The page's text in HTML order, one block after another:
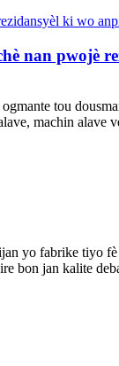
nan pwojè
tou
machin alave
yo fabrike tiyo
bon jan kalite